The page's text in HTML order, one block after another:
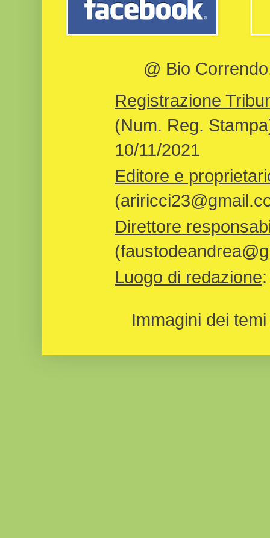
@ Bio
Registrazione
(Num. Reg.
10/11/2021
Editore e
Direttore
Luogo di redazione
Immagini dei